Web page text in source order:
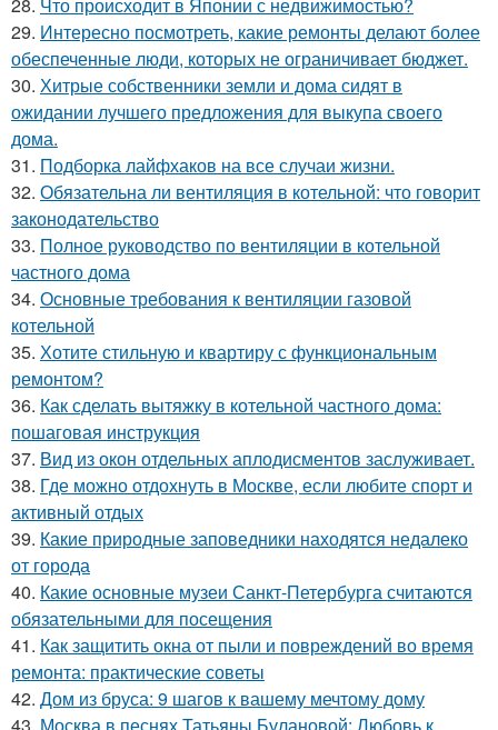
29. Интересно посмотреть, какие ремонты делают более
обеспеченные люди, которых не ограничивает бюджет.
30. Хитрые собственники земли и дома сидят в
ожидании лучшего предложения для выкупа своего
дома.
31. Подборка лайфхаков на все случаи жизни.
32. Обязательна ли вентиляция в котельной: что говорит
законодательство
33. Полное руководство по вентиляции в котельной
частного дома
34. Основные требования к вентиляции газовой
котельной
35. Хотите стильную и квартиру с функциональным
ремонтом?
36. Как сделать вытяжку в котельной частного дома:
пошаговая инструкция
37. Вид из окон отдельных аплодисментов заслуживает.
38. Где можно отдохнуть в Москве, если любите спорт и
активный отдых
39. Какие природные заповедники находятся недалеко
от города
40. Какие основные музеи Санкт-Петербурга считаются
обязательными для посещения
41. Как защитить окна от пыли и повреждений во время
ремонта: практические советы
42. Дом из бруса: 9 шагов к вашему мечтому дому